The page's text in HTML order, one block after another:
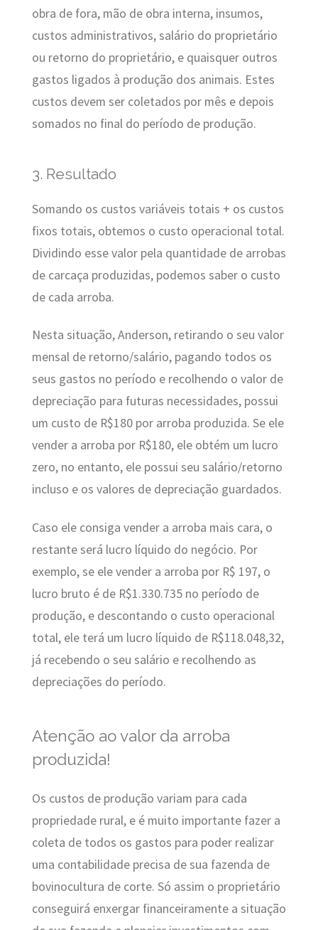
obra de fora, mão de obra interna, insumos,
custos administrativos, salário do proprietário
ou retorno do proprietário, e quaisquer outros
gastos ligados à produção dos animais. Estes
custos devem ser coletados por mês e depois
somados no final do período de produção.
3. Resultado
Somando os custos variáveis totais + os custos
fixos totais, obtemos o custo operacional total.
Dividindo esse valor pela quantidade de arrobas
de carcaça produzidas, podemos saber o custo
de cada arroba.
Nesta situação, Anderson, retirando o seu valor
mensal de retorno/salário, pagando todos os
seus gastos no período e recolhendo o valor de
depreciação para futuras necessidades, possui
um custo de R$180 por arroba produzida. Se ele
vender a arroba por R$180, ele obtém um lucro
zero, no entanto, ele possui seu salário/retorno
incluso e os valores de depreciação guardados.
Caso ele consiga vender a arroba mais cara, o
restante será lucro líquido do negócio. Por
exemplo, se ele vender a arroba por R$ 197, o
lucro bruto é de R$1.330.735 no período de
produção, e descontando o custo operacional
total, ele terá um lucro líquido de R$118.048,32,
já recebendo o seu salário e recolhendo as
depreciações do período.
Atenção ao valor da arroba
produzida!
Os custos de produção variam para cada
propriedade rural, e é muito importante fazer a
coleta de todos os gastos para poder realizar
uma contabilidade precisa de sua fazenda de
bovinocultura de corte. Só assim o proprietário
conseguirá enxergar financeiramente a situação